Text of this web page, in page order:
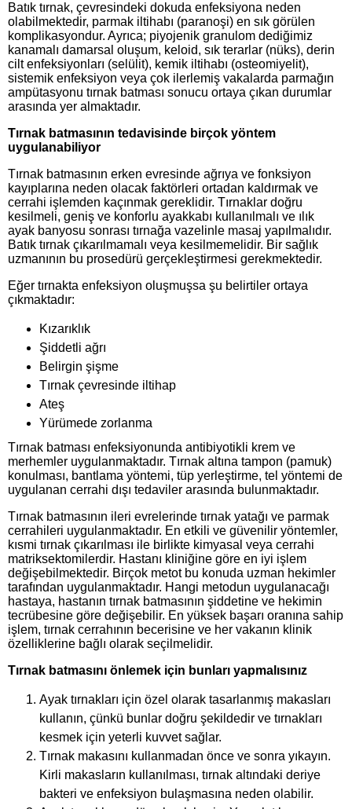
Batık tırnak, çevresindeki dokuda enfeksiyona neden
olabilmektedir, parmak iltihabı (paranoşi) en sık görülen
komplikasyondur. Ayrıca; piyojenik granulom dediğimiz
kanamalı damarsal oluşum, keloid, sık terarlar (nüks), derin
cilt enfeksiyonları (selülit), kemik iltihabı (osteomiyelit),
sistemik enfeksiyon veya çok ilerlemiş vakalarda parmağın
ampütasyonu tırnak batması sonucu ortaya çıkan durumlar
arasında yer almaktadır.
Tırnak batmasının tedavisinde birçok yöntem
uygulanabiliyor
Tırnak batmasının erken evresinde ağrıya ve fonksiyon
kayıplarına neden olacak faktörleri ortadan kaldırmak ve
cerrahi işlemden kaçınmak gereklidir. Tırnaklar doğru
kesilmeli, geniş ve konforlu ayakkabı kullanılmalı ve ılık
ayak banyosu sonrası tırnağa vazelinle masaj yapılmalıdır.
Batık tırnak çıkarılmamalı veya kesilmemelidir. Bir sağlık
uzmanının bu prosedürü gerçekleştirmesi gerekmektedir.
Eğer tırnakta enfeksiyon oluşmuşsa şu belirtiler ortaya
çıkmaktadır:
Kızarıklık
Şiddetli ağrı
Belirgin şişme
Tırnak çevresinde iltihap
Ateş
Yürümede zorlanma
Tırnak batması enfeksiyonunda antibiyotikli krem ve
merhemler uygulanmaktadır. Tırnak altına tampon (pamuk)
konulması, bantlama yöntemi, tüp yerleştirme, tel yöntemi de
uygulanan cerrahi dışı tedaviler arasında bulunmaktadır.
Tırnak batmasının ileri evrelerinde tırnak yatağı ve parmak
cerrahileri uygulanmaktadır. En etkili ve güvenilir yöntemler,
kısmi tırnak çıkarılması ile birlikte kimyasal veya cerrahi
matriksektomilerdir. Hastanı kliniğine göre en iyi işlem
değişebilmektedir. Birçok metot bu konuda uzman hekimler
tarafından uygulanmaktadır. Hangi metodun uygulanacağı
hastaya, hastanın tırnak batmasının şiddetine ve hekimin
tecrübesine göre değişebilir. En yüksek başarı oranına sahip
işlem, tırnak cerrahının becerisine ve her vakanın klinik
özelliklerine bağlı olarak seçilmelidir.
Tırnak batmasını önlemek için bunları yapmalısınız
Ayak tırnakları için özel olarak tasarlanmış makasları
kullanın, çünkü bunlar doğru şekildedir ve tırnakları
kesmek için yeterli kuvvet sağlar.
Tırnak makasını kullanmadan önce ve sonra yıkayın.
Kirli makasların kullanılması, tırnak altındaki deriye
bakteri ve enfeksiyon bulaşmasına neden olabilir.